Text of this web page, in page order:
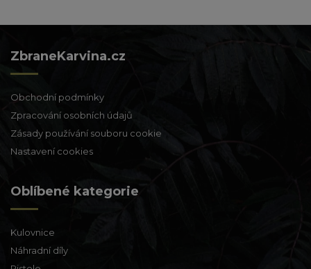
ZbraneKarvina.cz
Obchodní podmínky
Zpracování osobních údajů
Zásady používání souboru cookie
Nastavení cookies
Oblíbené kategorie
Kulovnice
Náhradní díly